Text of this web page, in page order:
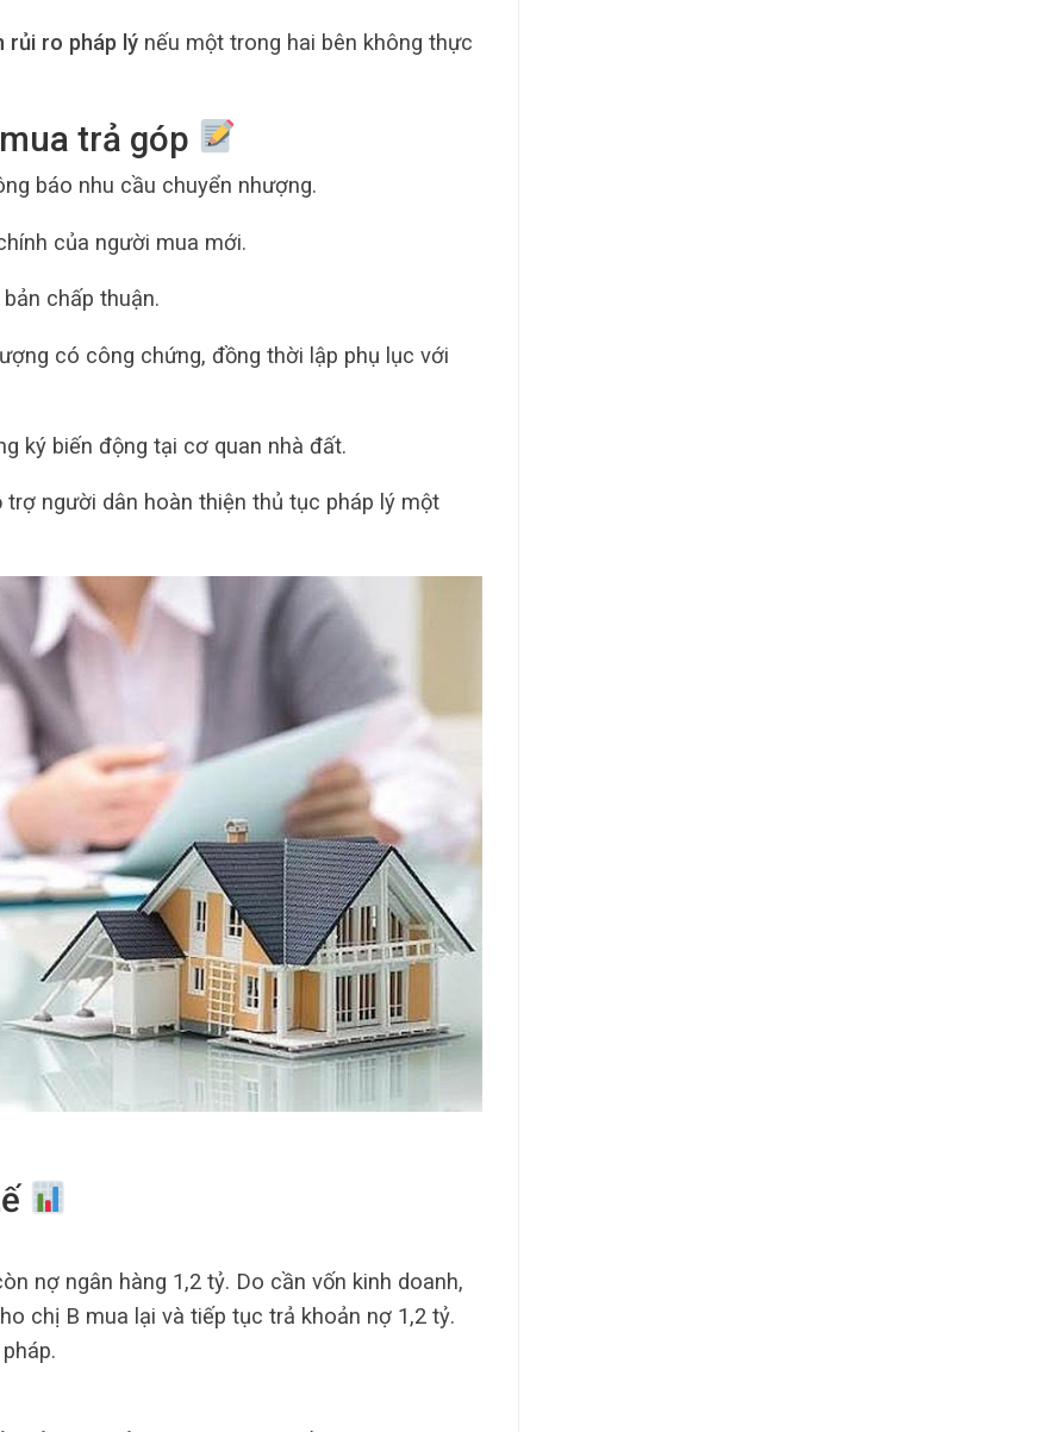
rủi ro pháp lýnếu một trong hai bên không thực
trả góp
báo nhu cầu chuyển nhượng.
của người mua mới.
chấp thuận.
có công chứng, đồng thời lập phụ lục với
ký biến động tại cơ quan nhà đất.
trợ người dân hoàn thiện thủ tục pháp lý một
nợ ngân hàng 1,2 tỷ. Do cần vốn kinh doanh,
chị B mua lại và tiếp tục trả khoản nợ 1,2 tỷ.